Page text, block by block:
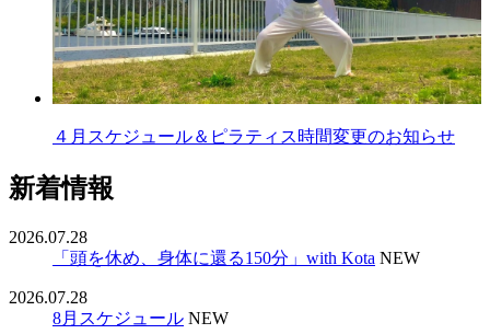
４月スケジュール＆ピラティス時間変更のお知らせ
新着情報
2026.07.28
「頭を休め、身体に還る150分」with Kota NEW
2026.07.28
8月スケジュール NEW